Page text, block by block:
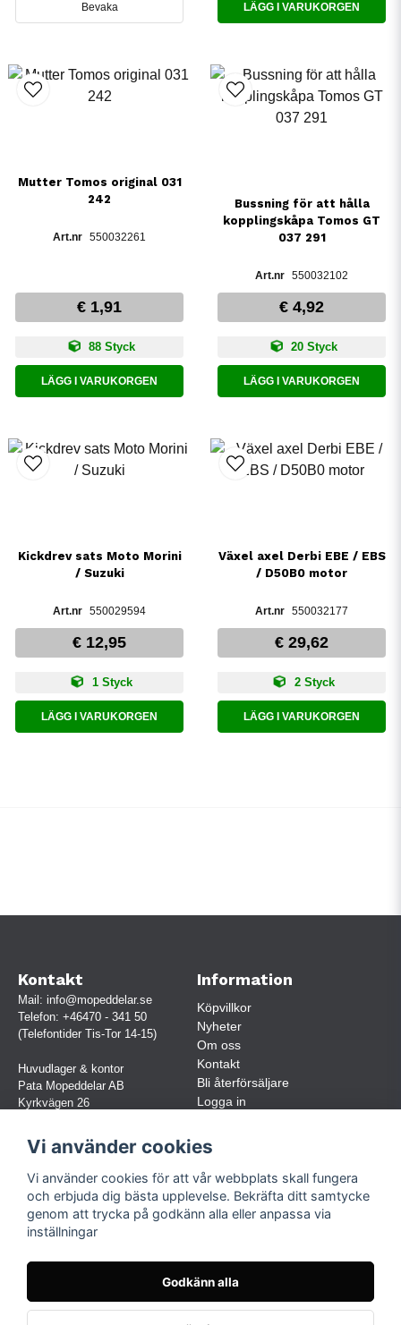
Bevaka LÄGG I VARUKORGEN
Mutter Tomos original 031
242
550032261
€ 1,91
88 Styck
LÄGG I VARUKORGEN
Bussning för att hålla
kopplingskåpa Tomos GT
037 291
550032102
€ 4,92
20 Styck
LÄGG I VARUKORGEN
Kickdrev sats Moto Morini
/ Suzuki
550029594
€ 12,95
1 Styck
LÄGG I VARUKORGEN
Växel axel Derbi EBE / EBS
/ D50B0 motor
550032177
€ 29,62
2 Styck
LÄGG I VARUKORGEN
Kontakt
Mail: info@mopeddelar.se
Telefon: +46470 - 341 50
(Telefontider Tis-Tor 14-15)
Huvudlager & kontor
Pata Mopeddelar AB
Kyrkvägen 26
(OBS. Endast förbokade besök)
Org.nr:
559030-5248
Jur. namn: Pata Mopeddelar AB
Information
Köpvillkor
Nyheter
Om oss
Kontakt
Bli återförsäljare
Logga in
Följ oss
TikTok
Vi använder cookies
Vi använder cookies för att vår webbplats skall fungera
och erbjuda dig bästa upplevelse. Bekräfta ditt samtycke
genom att trycka på godkänn alla eller anpassa via
inställningar
Godkänn alla